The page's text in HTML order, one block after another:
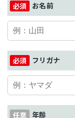
お名前
フリガナ
年齢